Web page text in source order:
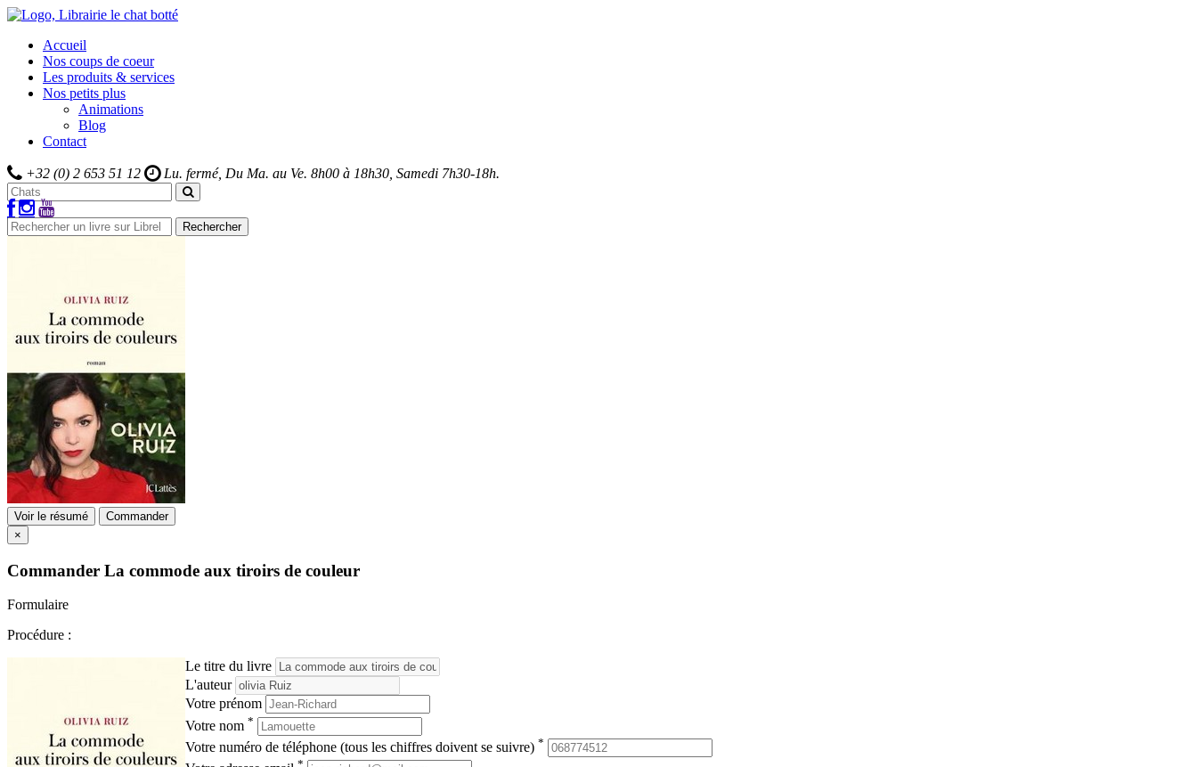
Accueil
Nos coups de coeur
Les produits & services
Nos petits plus
Animations
Blog
Contact
+32 (0) 2 653 51 12 Lu. fermé, Du Ma. au Ve. 8h00 à 18h30, Samedi 7h30-18h.
Rechercher
Voir le résumé
Commander
×
Commander La commode aux tiroirs de couleur
Formulaire
Procédure :
Le titre du livre
L'auteur
Votre prénom
Votre nom *
Votre numéro de téléphone (tous les chiffres doivent se suivre) *
*